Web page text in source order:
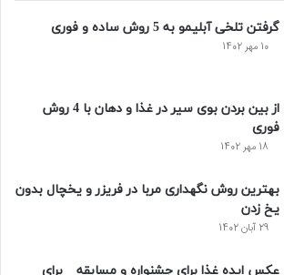
گرفتن تلخی آبلیمو به 5 روش ساده و فوری
10 مهر 1402
از بین بردن بوی سیر در غذا و دهان با 4 روش
فوری
18 مهر 1402
بهترین روش نگهداری مربا در فریزر و یخچال بدون
یخ زدن
29 آبان 1402
عکس ایده غذا برای جشنواره و مسابقه _ برای